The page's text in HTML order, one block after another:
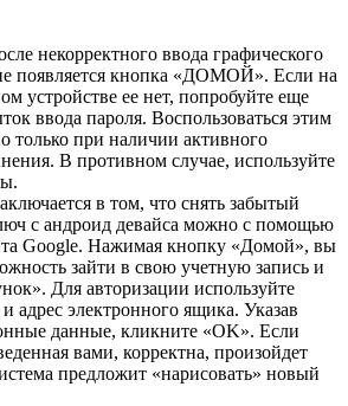
некорректного ввода графического
появляется кнопка «ДОМОЙ». Если на
устройстве ее нет, попробуйте еще
ввода пароля. Воспользоваться этим
только при наличии активного
В противном случае, используйте
в том, что снять забытый
с андроид девайса можно с помощью
Google. Нажимая кнопку «Домой», вы
зайти в свою учетную запись и
Для авторизации используйте
адрес электронного ящика. Указав
данные, кликните «OK». Если
вами, корректна, произойдет
предложит «нарисовать» новый